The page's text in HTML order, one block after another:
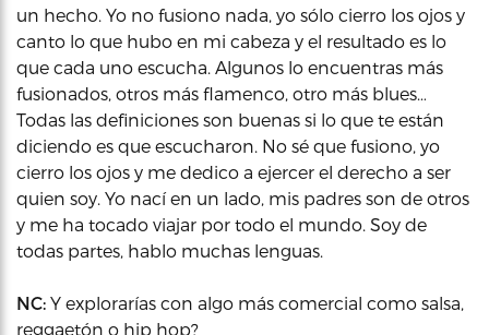
un hecho. Yo no fusiono nada, yo sólo cierro los ojos y
canto lo que hubo en mi cabeza y el resultado es lo
que cada uno escucha. Algunos lo encuentras más
fusionados, otros más flamenco, otro más blues…
Todas las definiciones son buenas si lo que te están
diciendo es que escucharon. No sé que fusiono, yo
cierro los ojos y me dedico a ejercer el derecho a ser
quien soy. Yo nací en un lado, mis padres son de otros
y me ha tocado viajar por todo el mundo. Soy de
todas partes, hablo muchas lenguas.
NC: Y explorarías con algo más comercial como salsa,
reggaetón o hip hop?